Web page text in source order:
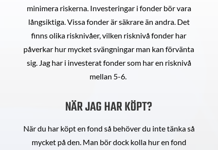
minimera riskerna. Investeringar i fonder bör vara
långsiktiga. Vissa fonder är säkrare än andra. Det
finns olika risknivåer, vilken risknivå fonder har
påverkar hur mycket svängningar man kan förvänta
sig. Jag har i investerat fonder som har en risknivå
mellan 5-6.
NÄR JAG HAR KÖPT?
När du har köpt en fond så behöver du inte tänka så
mycket på den. Man bör dock kolla hur en fond